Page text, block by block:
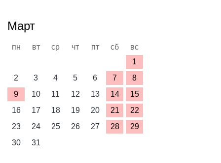
Март
пн вт ср чт пт сб
вс
1
2
3 4 5 6 7
8
9
10 11 12 13 14
15
16
17 18 19 20 21
22
23
24 25 26 27 28
29
30
31